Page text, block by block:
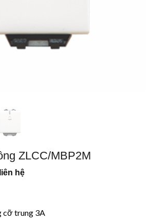
ZLCC/MBP2M
hệ
cỡ trung 3A